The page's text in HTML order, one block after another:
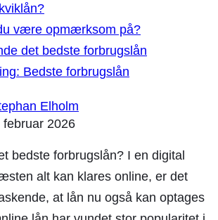
være opmærksom på?
det bedste forbrugslån
Bedste forbrugslån
Elholm
februar 2026
bedste forbrugslån? I en digital
alt kan klares online, er det
at lån nu også kan optages